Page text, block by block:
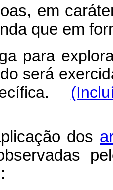
em
que em
para
será
dos